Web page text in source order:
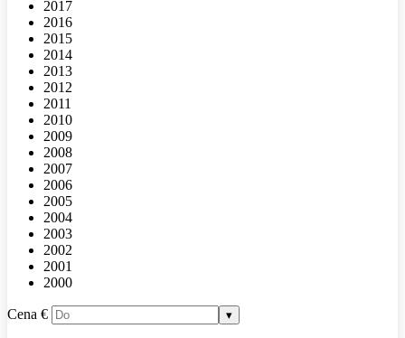
2017
2016
2015
2014
2013
2012
2011
2010
2009
2008
2007
2006
2005
2004
2003
2002
2001
2000
Cena € ▾